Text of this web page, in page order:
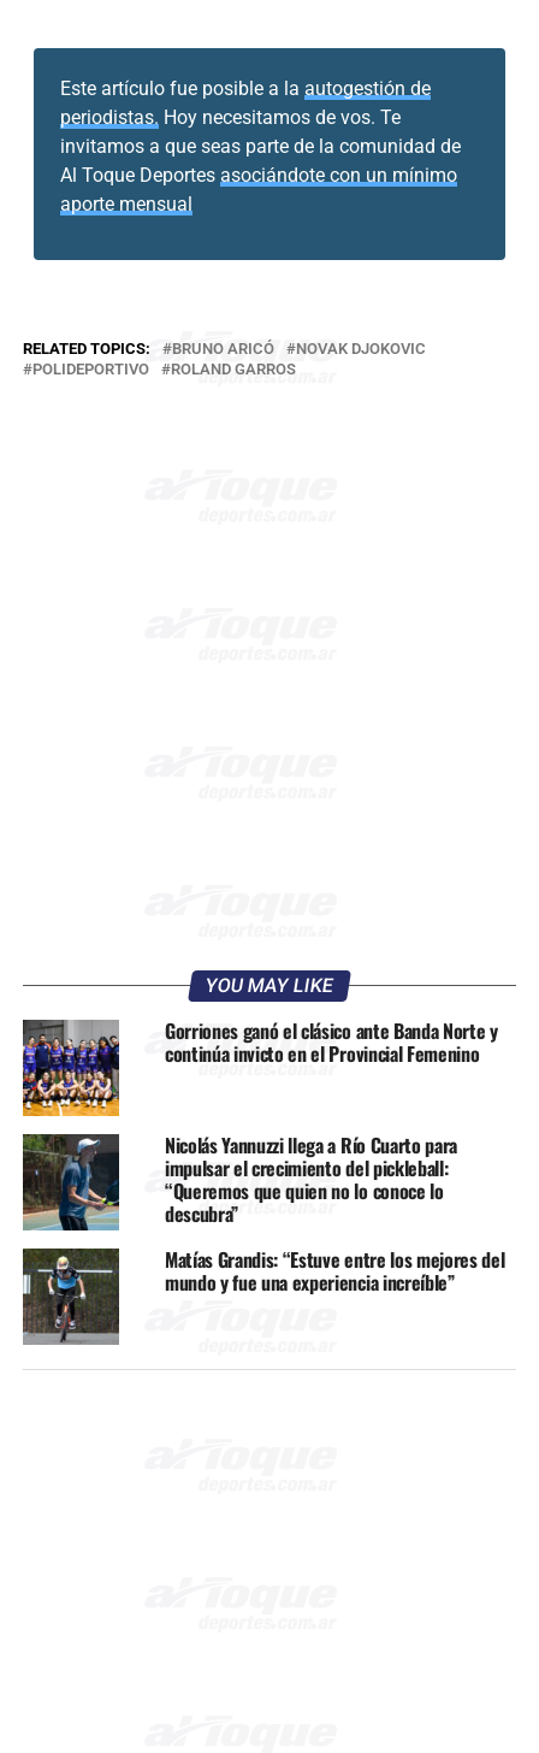
Este artículo fue posible a la autogestión de
periodistas. Hoy necesitamos de vos. Te
invitamos a que seas parte de la comunidad de
Al Toque Deportes asociándote con un mínimo
aporte mensual
RELATED TOPICS: BRUNO ARICÓ
NOVAK DJOKOVIC
POLIDEPORTIVO
ROLAND GARROS
YOU MAY LIKE
Gorriones ganó el clásico ante Banda Norte y
continúa invicto en el Provincial Femenino
Nicolás Yannuzzi llega a Río Cuarto para
impulsar el crecimiento del pickleball:
“Queremos que quien no lo conoce lo
descubra”
Matías Grandis: “Estuve entre los mejores del
mundo y fue una experiencia increíble”